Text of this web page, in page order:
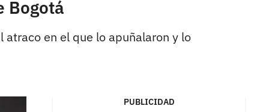
Bogotá
en el que lo apuñalaron y lo
PUBLICIDAD